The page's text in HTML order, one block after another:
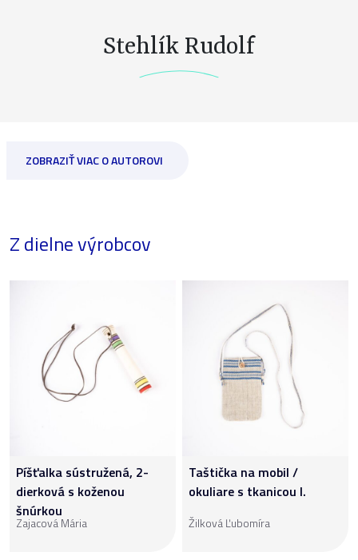
Stehlík Rudolf
ZOBRAZIŤ VIAC O AUTOROVI
Z dielne výrobcov
Píšťalka sústružená, 2-
dierková s koženou
šnúrkou
Zajacová Mária
Taštička na mobil /
okuliare s tkanicou I.
Žilková Ľubomíra